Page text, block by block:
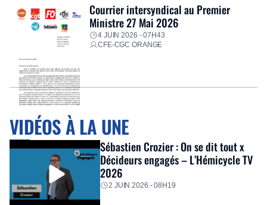
Courrier intersyndical au Premier
Ministre 27 Mai 2026
4 JUIN 2026 - 07H43
CFE-CGC ORANGE
VIDÉOS À LA UNE
Sébastien Crozier : On se dit tout x
Décideurs engagés – L’Hémicycle TV
2026
2 JUIN 2026 - 08H19